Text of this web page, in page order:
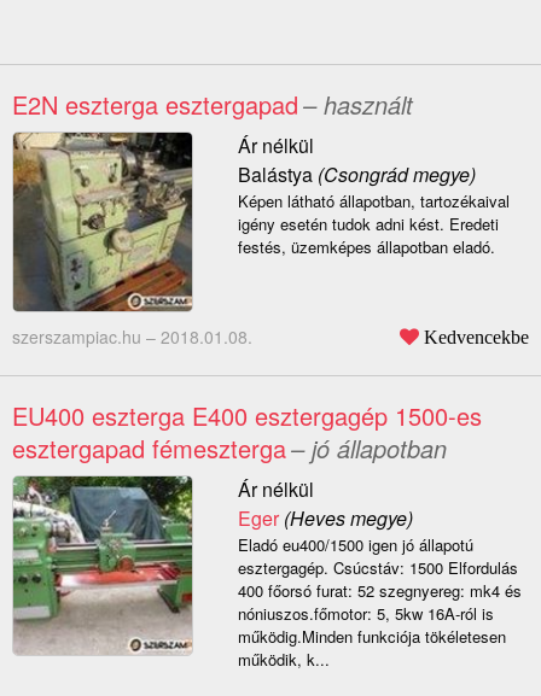
E2N eszterga esztergapad– használt
Ár nélkül
Balástya(Csongrád megye)
Képen látható állapotban, tartozékaival
igény esetén tudok adni kést. Eredeti
festés, üzemképes állapotban eladó.
szerszampiac.hu – 2018.01.08. Kedvencekbe
EU400 eszterga E400 esztergagép 1500-es
esztergapad fémeszterga– jó állapotban
Ár nélkül
Eger(Heves megye)
Eladó eu400/1500 igen jó állapotú
esztergagép. Csúcstáv: 1500 Elfordulás
400 főorsó furat: 52 szegnyereg: mk4 és
nóniuszos.főmotor: 5, 5kw 16A-ról is
működig.Minden funkciója tökéletesen
működik, k...